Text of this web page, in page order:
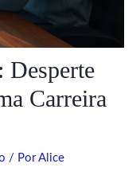
Desperte
Carreira
/ PorAlice